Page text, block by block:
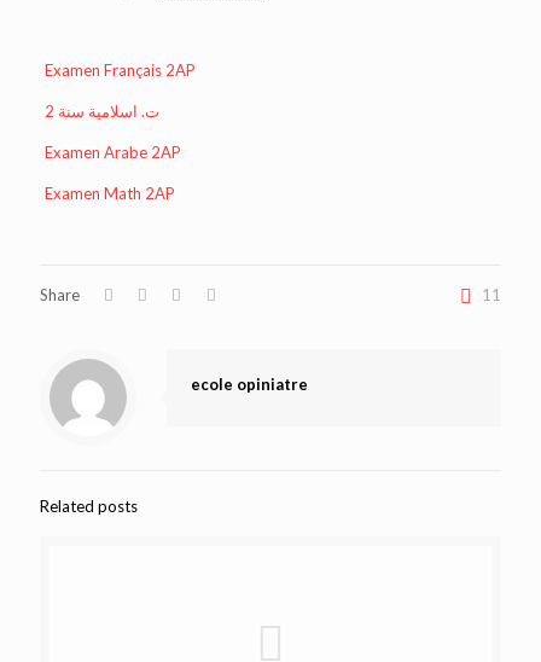
Examen Français 2AP
ت. اسلامية سنة 2
Examen Arabe 2AP
Examen Math 2AP
Share 11
ecole opiniatre
Related posts